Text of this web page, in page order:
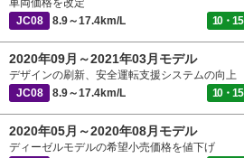
車両価格を改定
JC08
8.9～17.4km/L 10・15
2020年09月～2021年03月モデル
デザインの刷新、安全運転支援システムの向上
JC08
8.9～17.4km/L 10・15
2020年05月～2020年08月モデル
ディーゼルモデルの希望小売価格を値下げ